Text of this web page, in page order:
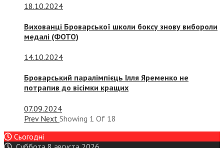
18.10.2024
Вихованці Броварської школи боксу знову вибороли
медалі (ФОТО)
14.10.2024
Броварський паралімпієць Ілля Яременко не
потрапив до вісімки кращих
07.09.2024
Prev Next Showing 1 Of 18
Сьогодні